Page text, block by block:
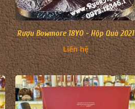
Rượu Bowmore 18YO - Hộp Quà 2021
Liên hệ